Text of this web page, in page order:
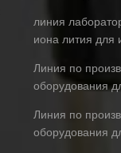
линия
иона лития для
Линия по
оборудования
Линия по
оборудования